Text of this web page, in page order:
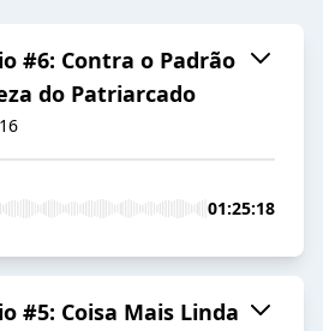
#6: Contra o Padrão
do Patriarcado
01:25:18
#5: Coisa Mais Linda